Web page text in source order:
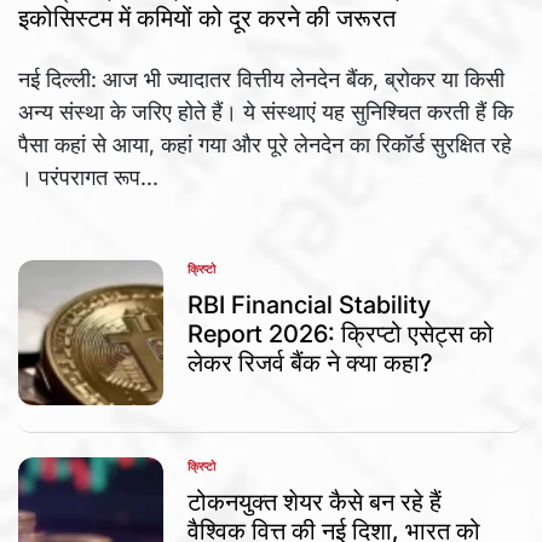
इकोसिस्टम में कमियों को दूर करने की जरूरत
नई दिल्ली: आज भी ज्यादातर वित्तीय लेनदेन बैंक, ब्रोकर या किसी
अन्य संस्था के जरिए होते हैं। ये संस्थाएं यह सुनिश्चित करती हैं कि
पैसा कहां से आया, कहां गया और पूरे लेनदेन का रिकॉर्ड सुरक्षित रहे
। परंपरागत रूप...
POSTED
IN
क्रिप्टो
RBI Financial Stability
Report 2026: क्रिप्टो एसेट्स को
लेकर रिजर्व बैंक ने क्या कहा?
POSTED
IN
क्रिप्टो
टोकनयुक्त शेयर कैसे बन रहे हैं
वैश्विक वित्त की नई दिशा, भारत को